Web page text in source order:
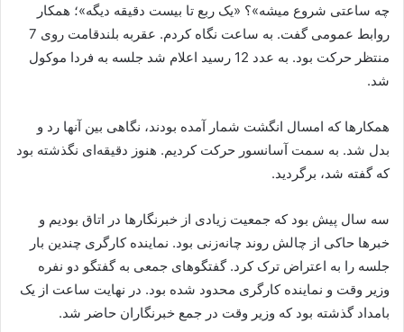
چه ساعتی شروع میشه»؟ «یک ربع تا بیست دقیقه دیگه»؛ همکار
روابط عمومی گفت. به ساعت نگاه کردم. عقربه بلندقامت روی 7
منتظر حرکت بود. به عدد 12 رسید اعلام شد جلسه به فردا موکول
شد.
همکارها که امسال انگشت شمار آمده بودند، نگاهی بین آنها رد و
بدل شد. به سمت آسانسور حرکت کردیم. هنوز دقیقه‌ای نگذشته بود
که گفته شد، برگردید.
سه سال پیش بود که جمعیت زیادی از خبرنگارها در اتاق بودیم و
خبرها حاکی از چالش روند چانه‌زنی بود. نماینده کارگری چندین بار
جلسه را به اعتراض ترک کرد. گفتگوهای جمعی به گفتگو دو نفره
وزیر وقت و نماینده کارگری محدود شده بود. در نهایت ساعت از یک
بامداد گذشته بود که وزیر وقت در جمع خبرنگاران حاضر شد.